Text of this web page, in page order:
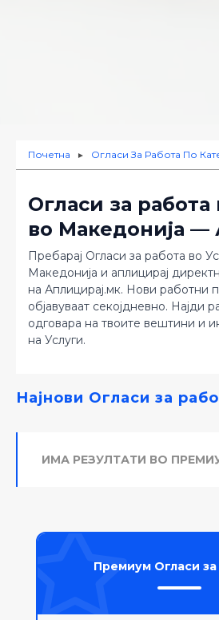
Почетна ► Огласи За Работа По
Огласи за работа
во Македонија —
Пребарај Огласи за работа во
Македонија и аплицирај
на Аплицирај.мк. Нови работни
објавуваат секојдневно. Најди
одговара на твоите вештини и
на Услуги.
Најнови Огласи за
ИМА РЕЗУЛТАТИ ВО
Премиум Огласи за